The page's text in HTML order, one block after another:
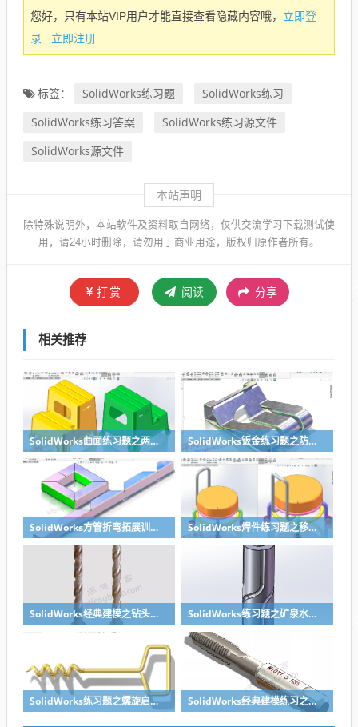
您好，只有本站VIP用户才能直接查看隐藏内容哦， 立即登
录
立即注册
标签： SolidWorks练习题
SolidWorks练习
SolidWorks练习答案
SolidWorks练习源文件
SolidWorks源文件
本站声明
除特殊说明外，本站软件及资料取自网络，仅供交流学习下载测试使
用，请24小时删除，请勿用于商业用途，版权归原作者所有。
打赏 阅读 分享
相关推荐
SolidWorks曲面练习题之两步踢凳建模，看似曲面实则特征 SolidWorks钣金练习题之防松档卡建模，钣金命令综合练习
SolidWorks方管折弯拓展训练，你会了吗？ SolidWorks焊件练习题之移动小矮凳，思路对了就不难
SolidWorks经典建模之钻头刀具的绘制，螺纹收尾是关键技巧 SolidWorks练习题之矿泉水瓶的绘制，难度不大主要是顶部螺纹的处理
SolidWorks练习题之螺旋启瓶器，螺旋头是关键 SolidWorks经典建模练习之丝锥攻丝钻头的绘制，常规命令练习